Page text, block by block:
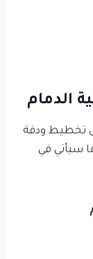
الدمام
تخطيط ودقة
سيأتي في